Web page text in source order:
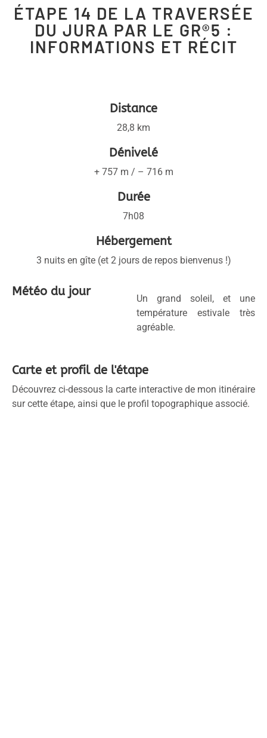
ÉTAPE 14 DE LA TRAVERSÉE
DU JURA PAR LE GR®5 :
INFORMATIONS ET RÉCIT
Distance
28,8 km
Dénivelé
+ 757 m / – 716 m
Durée
7h08
Hébergement
3 nuits en gîte (et 2 jours de repos bienvenus !)
Météo du jour
Un grand soleil, et une
température estivale très
agréable.
Carte et profil de l'étape
Découvrez ci-dessous la carte interactive de mon itinéraire
sur cette étape, ainsi que le profil topographique associé.